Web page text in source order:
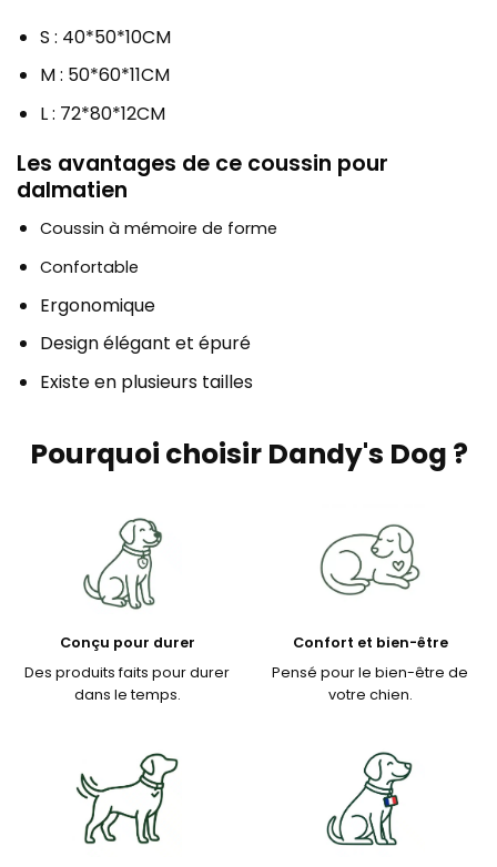
S : 40*50*10CM
M : 50*60*11CM
L : 72*80*12CM
Les avantages de ce coussin pour
dalmatien
Coussin à mémoire de forme
Confortable
Ergonomique
Design élégant et épuré
Existe en plusieurs tailles
Pourquoi choisir Dandy's Dog ?
Conçu pour durer
Des produits faits pour durer
dans le temps.
Confort et bien-être
Pensé pour le bien-être de
votre chien.